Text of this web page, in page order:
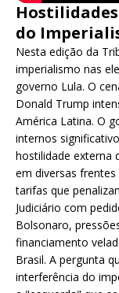
do
Nesta edição da
imperialismo nas
governo Lula. O
Donald Trump
América Latina. O
internos
hostilidade externa
em diversas
tarifas que
Judiciário com
Bolsonaro,
financiamento
Brasil. A pergunta
interferência do